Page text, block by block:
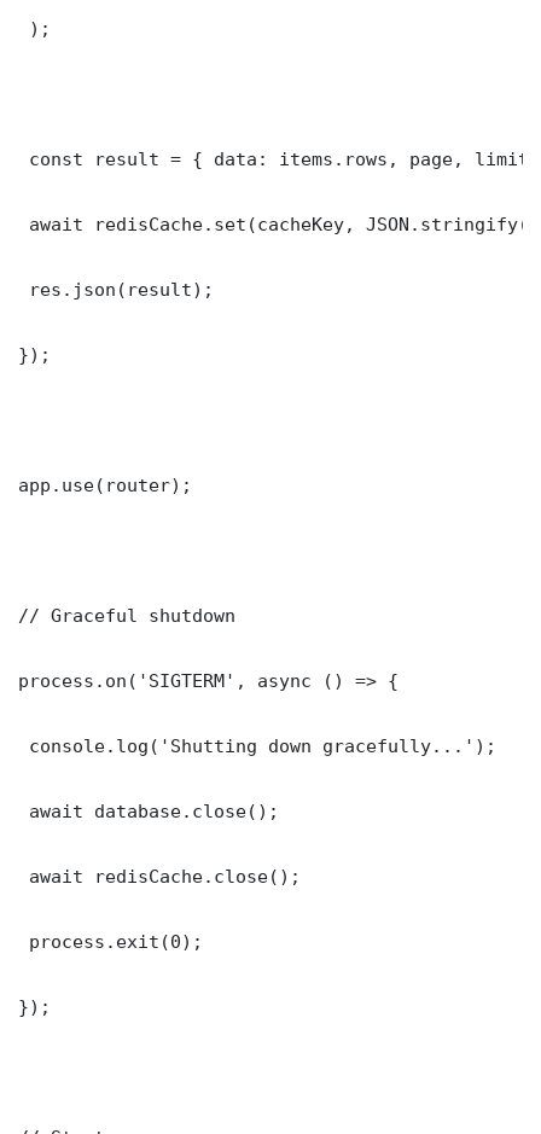
);
const result = { data: items.rows, page,
await redisCache.set(cacheKey,
res.json(result);
});
app.use(router);
// Graceful shutdown
process.on('SIGTERM', async () => {
console.log('Shutting down gracefully...');
await database.close();
await redisCache.close();
process.exit(0);
});